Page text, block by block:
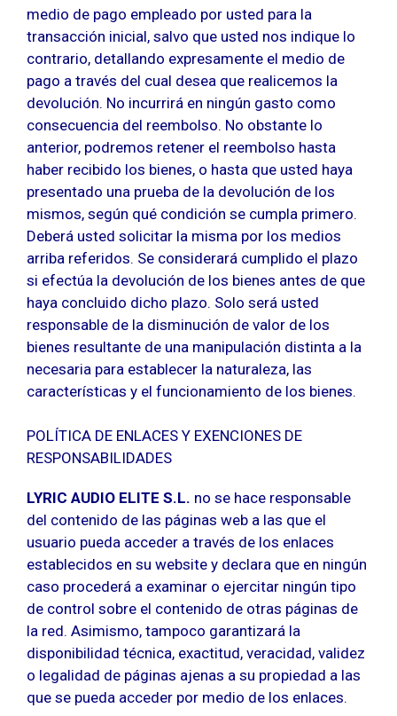
medio de pago empleado por usted para la
transacción inicial, salvo que usted nos indique lo
contrario, detallando expresamente el medio de
pago a través del cual desea que realicemos la
devolución. No incurrirá en ningún gasto como
consecuencia del reembolso. No obstante lo
anterior, podremos retener el reembolso hasta
haber recibido los bienes, o hasta que usted haya
presentado una prueba de la devolución de los
mismos, según qué condición se cumpla primero.
Deberá usted solicitar la misma por los medios
arriba referidos. Se considerará cumplido el plazo
si efectúa la devolución de los bienes antes de que
haya concluido dicho plazo. Solo será usted
responsable de la disminución de valor de los
bienes resultante de una manipulación distinta a la
necesaria para establecer la naturaleza, las
características y el funcionamiento de los bienes.
POLÍTICA DE ENLACES Y EXENCIONES DE
RESPONSABILIDADES
LYRIC AUDIO ELITE S.L. no se hace responsable
del contenido de las páginas web a las que el
usuario pueda acceder a través de los enlaces
establecidos en su website y declara que en ningún
caso procederá a examinar o ejercitar ningún tipo
de control sobre el contenido de otras páginas de
la red. Asimismo, tampoco garantizará la
disponibilidad técnica, exactitud, veracidad, validez
o legalidad de páginas ajenas a su propiedad a las
que se pueda acceder por medio de los enlaces.